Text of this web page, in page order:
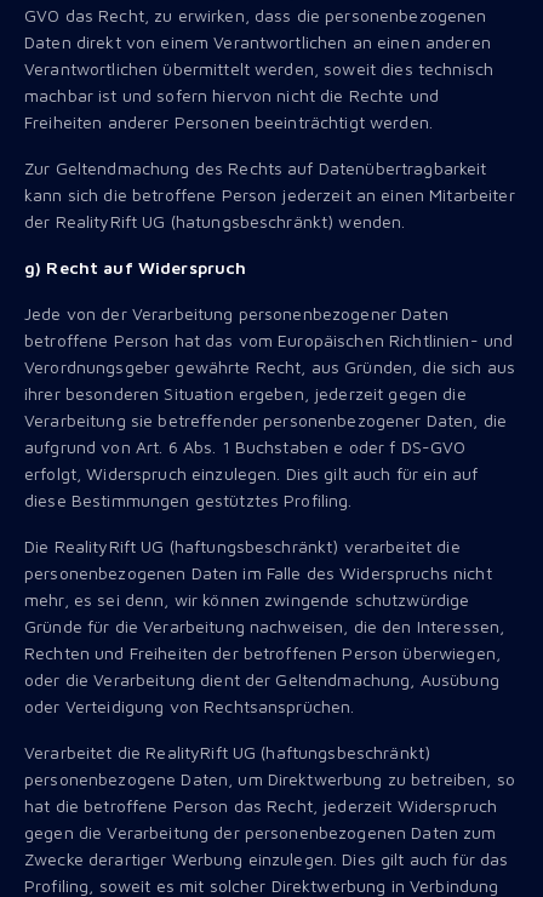
GVO das Recht, zu erwirken, dass die personenbezogenen
Daten direkt von einem Verantwortlichen an einen anderen
Verantwortlichen übermittelt werden, soweit dies technisch
machbar ist und sofern hiervon nicht die Rechte und
Freiheiten anderer Personen beeinträchtigt werden.
Zur Geltendmachung des Rechts auf Datenübertragbarkeit
kann sich die betroffene Person jederzeit an einen Mitarbeiter
der RealityRift UG (hatungsbeschränkt) wenden.
g) Recht auf Widerspruch
Jede von der Verarbeitung personenbezogener Daten
betroffene Person hat das vom Europäischen Richtlinien- und
Verordnungsgeber gewährte Recht, aus Gründen, die sich aus
ihrer besonderen Situation ergeben, jederzeit gegen die
Verarbeitung sie betreffender personenbezogener Daten, die
aufgrund von Art. 6 Abs. 1 Buchstaben e oder f DS-GVO
erfolgt, Widerspruch einzulegen. Dies gilt auch für ein auf
diese Bestimmungen gestütztes Profiling.
Die RealityRift UG (haftungsbeschränkt) verarbeitet die
personenbezogenen Daten im Falle des Widerspruchs nicht
mehr, es sei denn, wir können zwingende schutzwürdige
Gründe für die Verarbeitung nachweisen, die den Interessen,
Rechten und Freiheiten der betroffenen Person überwiegen,
oder die Verarbeitung dient der Geltendmachung, Ausübung
oder Verteidigung von Rechtsansprüchen.
Verarbeitet die RealityRift UG (haftungsbeschränkt)
personenbezogene Daten, um Direktwerbung zu betreiben, so
hat die betroffene Person das Recht, jederzeit Widerspruch
gegen die Verarbeitung der personenbezogenen Daten zum
Zwecke derartiger Werbung einzulegen. Dies gilt auch für das
Profiling, soweit es mit solcher Direktwerbung in Verbindung